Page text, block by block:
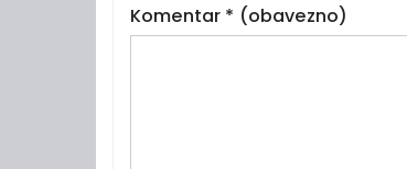
Komentar * (obavezno)